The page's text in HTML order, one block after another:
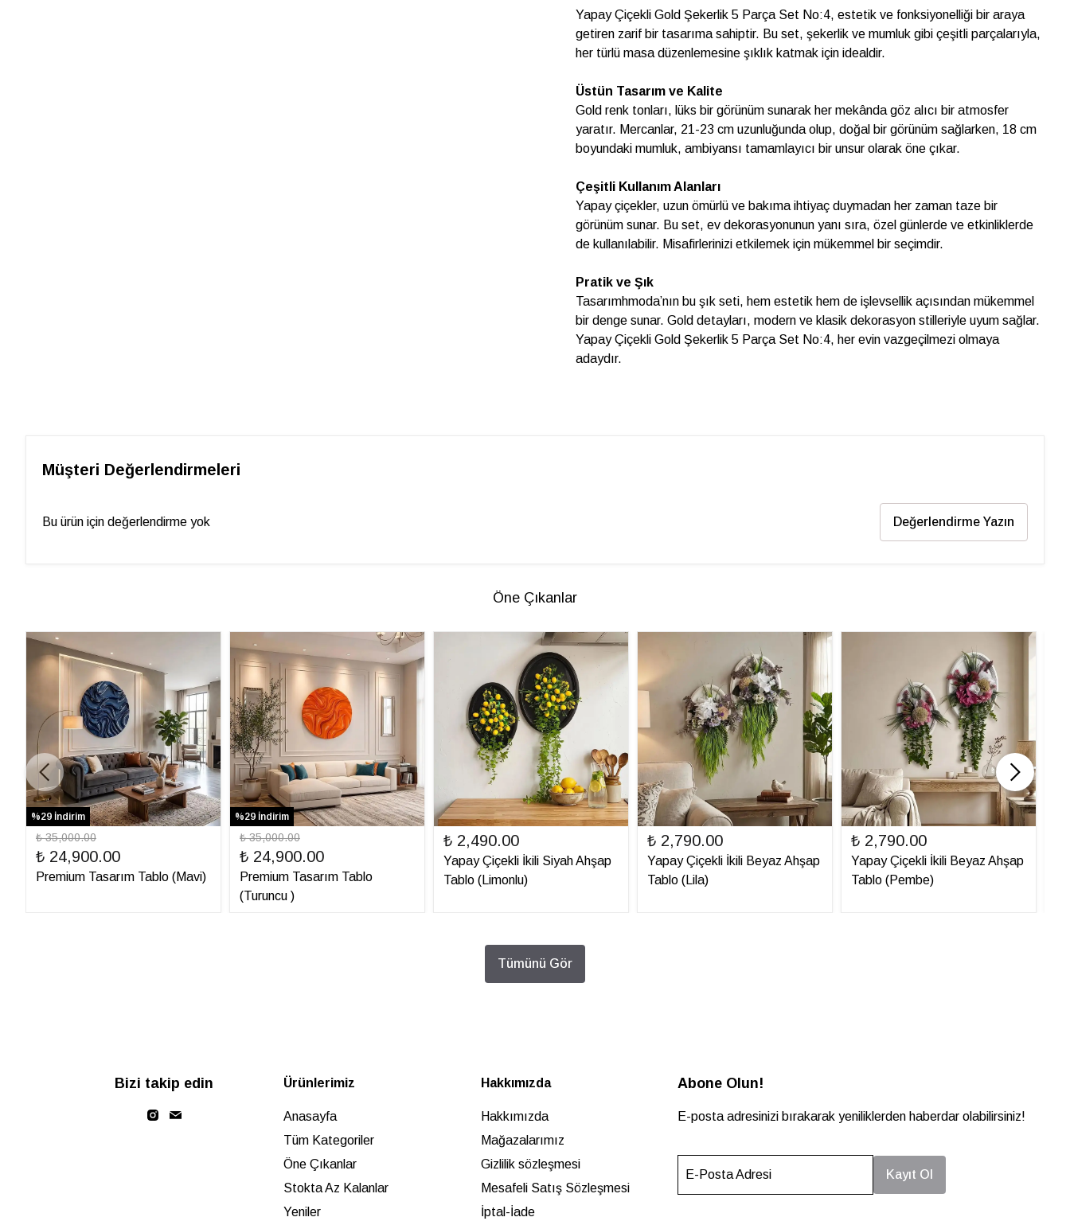
Yapay Çiçekli Gold Şekerlik 5 Parça Set No:4, estetik ve fonksiyonelliği bir araya
getiren zarif bir tasarıma sahiptir. Bu set, şekerlik ve mumluk gibi çeşitli parçalarıyla,
her türlü masa düzenlemesine şıklık katmak için idealdir.
Üstün Tasarım ve Kalite
Gold renk tonları, lüks bir görünüm sunarak her mekânda göz alıcı bir atmosfer
yaratır. Mercanlar, 21-23 cm uzunluğunda olup, doğal bir görünüm sağlarken, 18 cm
boyundaki mumluk, ambiyansı tamamlayıcı bir unsur olarak öne çıkar.
Çeşitli Kullanım Alanları
Yapay çiçekler, uzun ömürlü ve bakıma ihtiyaç duymadan her zaman taze bir
görünüm sunar. Bu set, ev dekorasyonunun yanı sıra, özel günlerde ve etkinliklerde
de kullanılabilir. Misafirlerinizi etkilemek için mükemmel bir seçimdir.
Pratik ve Şık
Tasarımhmoda’nın bu şık seti, hem estetik hem de işlevsellik açısından mükemmel
bir denge sunar. Gold detayları, modern ve klasik dekorasyon stilleriyle uyum sağlar.
Yapay Çiçekli Gold Şekerlik 5 Parça Set No:4, her evin vazgeçilmezi olmaya
adaydır.
Müşteri Değerlendirmeleri
Bu ürün için değerlendirme yok Değerlendirme Yazın
Öne Çıkanlar
%29 İndirim
₺ 35,000.00
₺ 24,900.00
Premium Tasarım Tablo (Mavi)
%29 İndirim
₺ 35,000.00
₺ 24,900.00
Premium Tasarım Tablo
(Turuncu )
₺ 2,490.00
Yapay Çiçekli İkili Siyah Ahşap
Tablo (Limonlu)
₺ 2,790.00
Yapay Çiçekli İkili Beyaz Ahşap
Tablo (Lila)
₺ 2,790.00
Yapay Çiçekli İkili Beyaz Ahşap
Tablo (Pembe)
Tümünü Gör
Bizi takip edin Ürünlerimiz
Anasayfa
Tüm Kategoriler
Öne Çıkanlar
Stokta Az Kalanlar
Yeniler
Hakkımızda
Hakkımızda
Mağazalarımız
Gizlilik sözleşmesi
Mesafeli Satış Sözleşmesi
İptal-İade
Abone Olun!
E-posta adresinizi bırakarak yeniliklerden haberdar olabilirsiniz!
E-Posta Adresi Kayıt Ol